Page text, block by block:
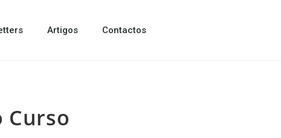
Artigos Contactos
Curso